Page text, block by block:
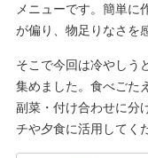
メニューです。簡単に
が偏り、物足りなさを
そこで今回は冷やしう
集めました。食べごた
副菜・付け合わせに分
チや夕食に活用してく